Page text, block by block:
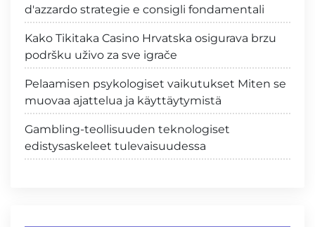
d'azzardo strategie e consigli fondamentali
Kako Tikitaka Casino Hrvatska osigurava brzu
podršku uživo za sve igrače
Pelaamisen psykologiset vaikutukset Miten se
muovaa ajattelua ja käyttäytymistä
Gambling-teollisuuden teknologiset
edistysaskeleet tulevaisuudessa